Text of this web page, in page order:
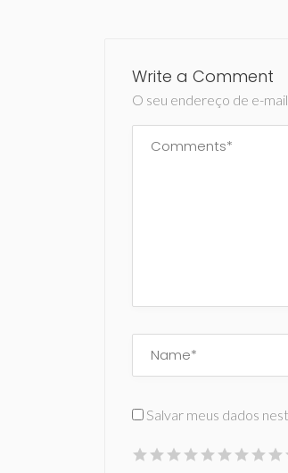
Write a Comment
O seu endereço de e-
Salvar meus dados